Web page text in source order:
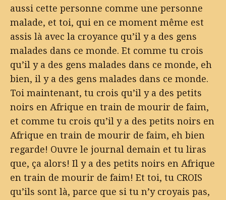
aussi cette personne comme une personne
malade, et toi, qui en ce moment même est
assis là avec la croyance qu’il y a des gens
malades dans ce monde. Et comme tu crois
qu’il y a des gens malades dans ce monde, eh
bien, il y a des gens malades dans ce monde.
Toi maintenant, tu crois qu’il y a des petits
noirs en Afrique en train de mourir de faim,
et comme tu crois qu’il y a des petits noirs en
Afrique en train de mourir de faim, eh bien
regarde! Ouvre le journal demain et tu liras
que, ça alors! Il y a des petits noirs en Afrique
en train de mourir de faim! Et toi, tu CROIS
qu’ils sont là, parce que si tu n’y croyais pas,